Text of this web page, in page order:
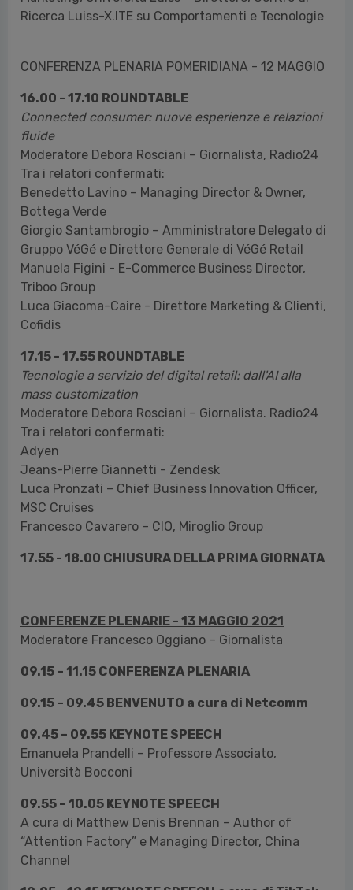
Ricerca Luiss-X.ITE su Comportamenti e Tecnologie
CONFERENZA PLENARIA POMERIDIANA - 12 MAGGIO
16.00 - 17.10 ROUNDTABLE
Connected consumer: nuove esperienze e relazioni
fluide
Moderatore Debora Rosciani – Giornalista, Radio24
Tra i relatori confermati:
Benedetto Lavino – Managing Director & Owner,
Bottega Verde
Giorgio Santambrogio – Amministratore Delegato di
Gruppo VéGé e Direttore Generale di VéGé Retail
Manuela Figini - E-Commerce Business Director,
Triboo Group
Luca Giacoma-Caire - Direttore Marketing & Clienti,
Cofidis
17.15 - 17.55 ROUNDTABLE
Tecnologie a servizio del digital retail: dall'AI alla
mass customization
Moderatore Debora Rosciani – Giornalista. Radio24
Tra i relatori confermati:
Adyen
Jeans-Pierre Giannetti - Zendesk
Luca Pronzati – Chief Business Innovation Officer,
MSC Cruises
Francesco Cavarero – CIO, Miroglio Group
17.55 - 18.00 CHIUSURA DELLA PRIMA GIORNATA
CONFERENZE PLENARIE - 13 MAGGIO 2021
Moderatore Francesco Oggiano – Giornalista
09.15 – 11.15 CONFERENZA PLENARIA
09.15 – 09.45 BENVENUTO a cura di Netcomm
09.45 – 09.55 KEYNOTE SPEECH
Emanuela Prandelli – Professore Associato,
Università Bocconi
09.55 – 10.05 KEYNOTE SPEECH
A cura di Matthew Denis Brennan – Author of
“Attention Factory” e Managing Director, China
Channel